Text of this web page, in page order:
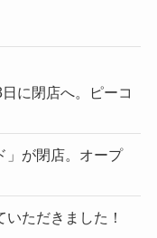
に閉店へ。ピーコ
」が閉店。オープ
ただきました！